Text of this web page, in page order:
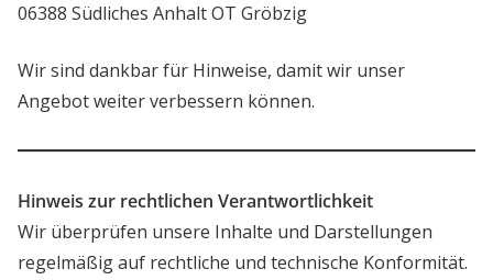
06388 Südliches Anhalt OT Gröbzig
Wir sind dankbar für Hinweise, damit wir unser
Angebot weiter verbessern können.
Hinweis zur rechtlichen Verantwortlichkeit
Wir überprüfen unsere Inhalte und Darstellungen
regelmäßig auf rechtliche und technische Konformität.